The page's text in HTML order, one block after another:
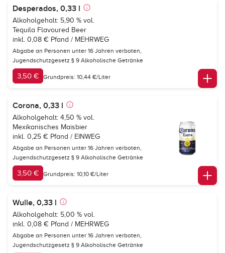
Desperados, 0,33 l
Alkoholgehalt: 5,90 % vol.
Tequila Flavoured Beer
inkl. 0,08 € Pfand / MEHRWEG
Abgabe an Personen unter 16 Jahren verboten,
Jugendschutzgesetz § 9 Alkoholische Getränke
3,50 € Grundpreis: 10,44 €/Liter
Corona, 0,33 l
Alkoholgehalt: 4,50 % vol.
Mexikanisches Maisbier
inkl. 0,25 € Pfand / EINWEG
Abgabe an Personen unter 16 Jahren verboten,
Jugendschutzgesetz § 9 Alkoholische Getränke
3,50 € Grundpreis: 10,10 €/Liter
Wulle, 0,33 l
Alkoholgehalt: 5,00 % vol.
inkl. 0,08 € Pfand / MEHRWEG
Abgabe an Personen unter 16 Jahren verboten,
Jugendschutzgesetz § 9 Alkoholische Getränke